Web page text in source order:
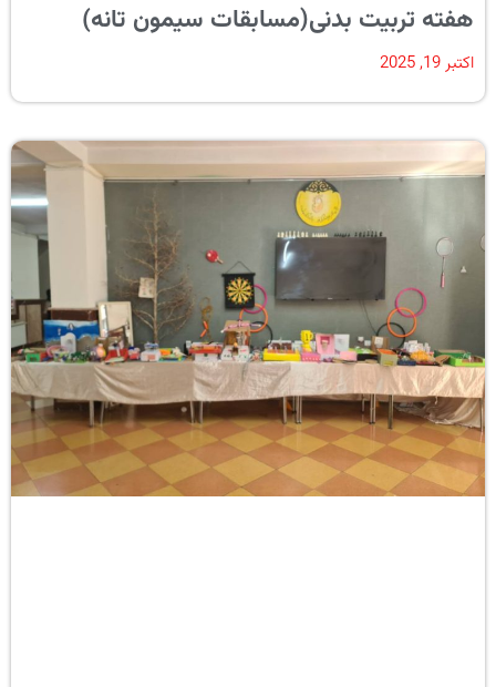
هفته تربیت بدنی(مسابقات سیمون تانه)
اکتبر 19, 2025